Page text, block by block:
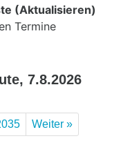
(Aktualisieren)
Termine
7.8.2026
Weiter »